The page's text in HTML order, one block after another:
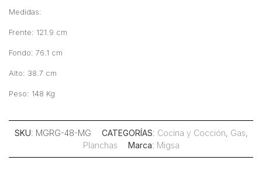
Medidas:
Frente: 121.9 cm
Fondo: 76.1 cm
Alto: 38.7 cm
Peso: 148 Kg
SKU: MGRG-48-MG CATEGORÍAS: Cocina y Cocción, Gas,
Planchas
Marca: Migsa